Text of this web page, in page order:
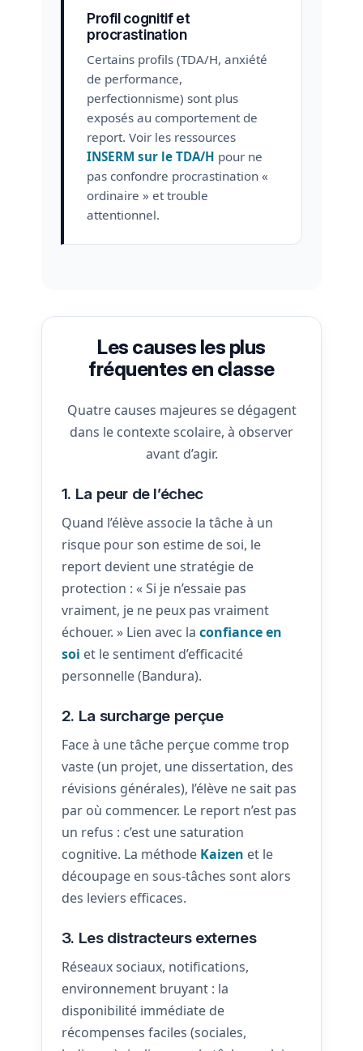
Profil cognitif et
procrastination
Certains profils (TDA/H, anxiété
de performance,
perfectionnisme) sont plus
exposés au comportement de
report. Voir les ressources
INSERM sur le TDA/H pour ne
pas confondre procrastination «
ordinaire » et trouble
attentionnel.
Les causes les plus
fréquentes en classe
Quatre causes majeures se dégagent
dans le contexte scolaire, à observer
avant d’agir.
1. La peur de l’échec
Quand l’élève associe la tâche à un
risque pour son estime de soi, le
report devient une stratégie de
protection : « Si je n’essaie pas
vraiment, je ne peux pas vraiment
échouer. » Lien avec la confiance en
soi et le sentiment d’efficacité
personnelle (Bandura).
2. La surcharge perçue
Face à une tâche perçue comme trop
vaste (un projet, une dissertation, des
révisions générales), l’élève ne sait pas
par où commencer. Le report n’est pas
un refus : c’est une saturation
cognitive. La méthode Kaizen et le
découpage en sous-tâches sont alors
des leviers efficaces.
3. Les distracteurs externes
Réseaux sociaux, notifications,
environnement bruyant : la
disponibilité immédiate de
récompenses faciles (sociales,